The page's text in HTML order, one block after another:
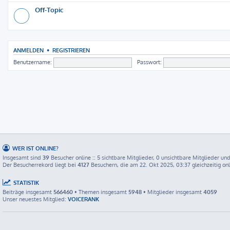
Off-Topic
ANMELDEN • REGISTRIEREN
Benutzername: Passwort:
WER IST ONLINE?
Insgesamt sind 39 Besucher online :: 5 sichtbare Mitglieder, 0 unsichtbare Mitglieder
Der Besucherrekord liegt bei 4127 Besuchern, die am 22. Okt 2025, 03:37 gleichzeitig
STATISTIK
Beiträge insgesamt 566460 • Themen insgesamt 5948 • Mitglieder insgesamt 4059
Unser neuestes Mitglied: VOICERANK